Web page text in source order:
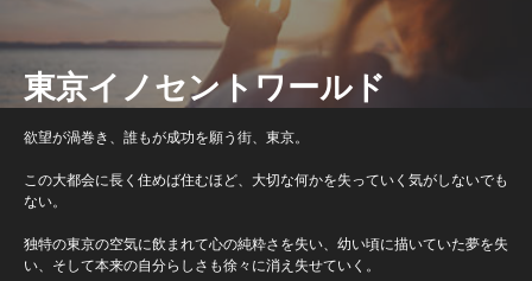
東京イノセントワールド
欲望が渦巻き、誰もが成功を願う街、東京。
この大都会に長く住めば住むほど、大切な何かを失っていく気がしないでも
ない。
独特の東京の空気に飲まれて心の純粋さを失い、幼い頃に描いていた夢を失
い、そして本来の自分らしさも徐々に消え失せていく。